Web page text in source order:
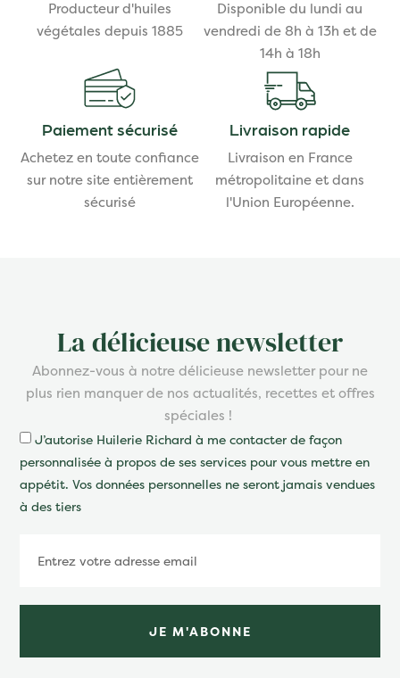
Producteur d'huiles
végétales depuis 1885
Disponible du lundi au
vendredi de 8h à 13h et de
14h à 18h
Paiement sécurisé
Achetez en toute confiance
sur notre site entièrement
sécurisé
Livraison rapide
Livraison en France
métropolitaine et dans
l'Union Européenne.
La délicieuse newsletter
Abonnez-vous à notre délicieuse newsletter pour ne
plus rien manquer de nos actualités, recettes et offres
spéciales !
J’autorise Huilerie Richard à me contacter de façon
personnalisée à propos de ses services pour vous mettre en
appétit. Vos données personnelles ne seront jamais vendues
à des tiers
JE M'ABONNE